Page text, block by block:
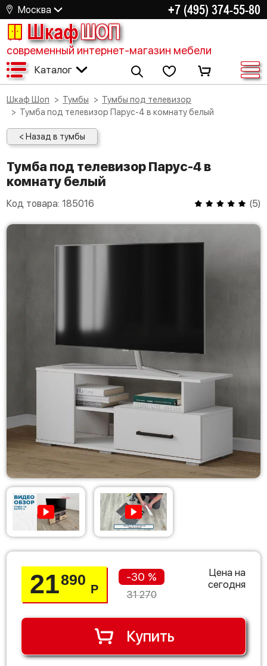
Москва +7 (495) 374-55-80
ШкафШОП
современный интернет-магазин мебели
Каталог
Шкаф Шоп Тумбы
Тумбы под телевизор
Тумба под телевизор Парус-4 в комнату белый
< Назад в тумбы
Тумба под телевизор Парус-4 в
комнату белый
Код товара: 185016 (5)
21890
Р
-30 %
31 270
Цена на
сегодня
Купить